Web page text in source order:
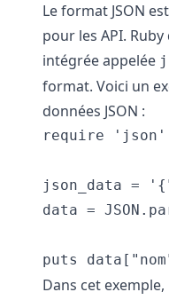
Le format JSON
pour les API.
intégrée appelée
format. Voici un
données JSON :
require 'json'
json_data =
data =
Dans cet